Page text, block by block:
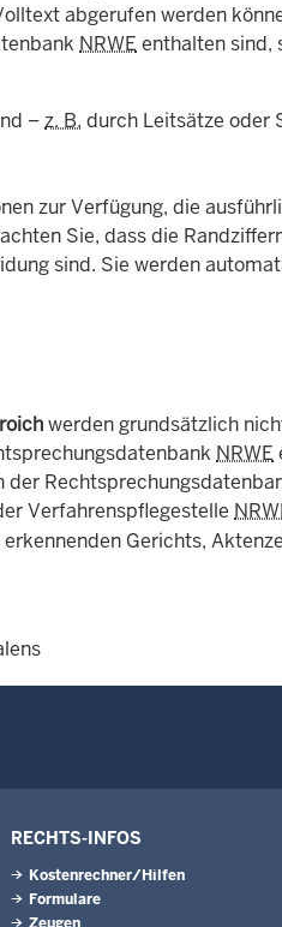
abgerufen werden
NRWE enthalten sind,
–z. B. durch Leitsätze oder
zur Verfügung, die
Sie, dass die
sind. Sie werden
werden grundsätzlich
NRWE
der
Verfahrenspflegestelle
Gerichts,
RECHTS-INFOS
Kostenrechner/Hilfen
Formulare